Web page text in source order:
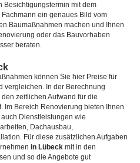
Besichtigungstermin mit dem
ein genaues Bild vom
Baumaßnahmen machen und Ihnen
oder das Bauvorhaben
beraten.
können Sie hier Preise für
vergleichen. In der Berechnung
zeitlichen Aufwand für die
Im Bereich Renovierung bieten Ihnen
Dienstleistungen wie
Dachausbau,
Für diese zusätzlichen Aufgaben
in Lübeck mit in den
und so die Angebote gut